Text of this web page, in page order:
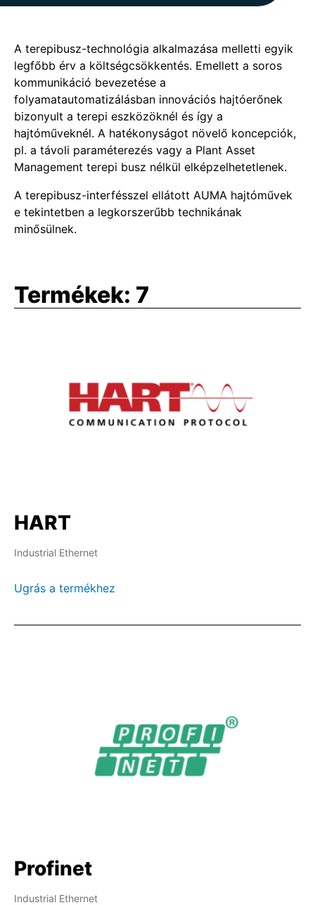
A terepibusz-technológia alkalmazása melletti egyik
legfőbb érv a költségcsökkentés. Emellett a soros
kommunikáció bevezetése a
folyamatautomatizálásban innovációs hajtóerőnek
bizonyult a terepi eszközöknél és így a
hajtóműveknél. A hatékonyságot növelő koncepciók,
pl. a távoli paraméterezés vagy a Plant Asset
Management terepi busz nélkül elképzelhetetlenek.
A terepibusz-interfésszel ellátott AUMA hajtóművek
e tekintetben a legkorszerűbb technikának
minősülnek.
Termékek: 7
HART
Industrial Ethernet
Ugrás a termékhez
Profinet
Industrial Ethernet